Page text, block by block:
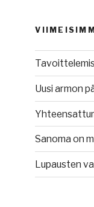
Uusi armon
Sanoma on
Lupausten